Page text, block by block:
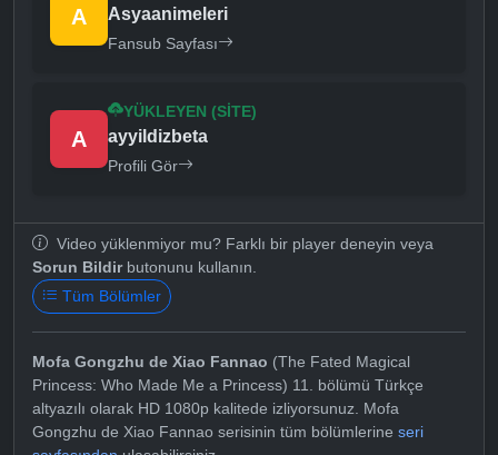
A Asyaanimeleri
Fansub Sayfası
A
YÜKLEYEN (SITE)
ayyildizbeta
Profili Gör
Video yüklenmiyor mu? Farklı bir player deneyin veya
Sorun Bildirbutonunu kullanın.
Tüm Bölümler
Mofa Gongzhu de Xiao Fannao (The Fated Magical
Princess: Who Made Me a Princess) 11. bölümü Türkçe
altyazılı olarak HD 1080p kalitede izliyorsunuz. Mofa
Gongzhu de Xiao Fannao serisinin tüm bölümlerine seri